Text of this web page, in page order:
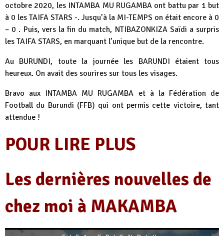
octobre 2020, les INTAMBA MU RUGAMBA ont battu par 1 but
à 0 les TAIFA STARS -. Jusqu’à la MI-TEMPS on était encore à 0
– 0 . Puis, vers la fin du match, NTIBAZONKIZA Saïdi a surpris
les TAIFA STARS, en marquant l’unique but de la rencontre.
Au BURUNDI, toute la journée les BARUNDI étaient tous
heureux. On avait des sourires sur tous les visages.
Bravo aux INTAMBA MU RUGAMBA et à la Fédération de
Football du Burundi (FFB) qui ont permis cette victoire, tant
attendue !
POUR LIRE PLUS
Les dernières nouvelles de
chez moi à MAKAMBA